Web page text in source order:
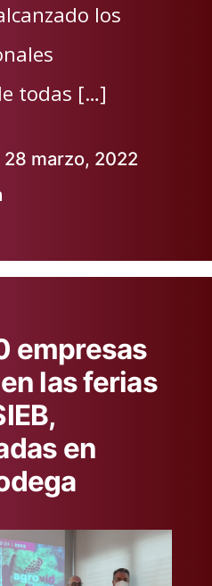
los
todas […]
28 marzo, 2022
empresas
las ferias
en